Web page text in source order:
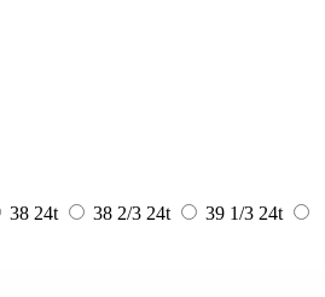
38 24t 38 2/3 24t 39 1/3 24t